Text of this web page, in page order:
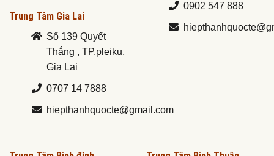
Trung Tâm Gia Lai
Số 139 Quyết
Thắng , TP.pleiku,
Gia Lai
0707 14 7888
hiepthanhquocte@gmail.com
0902 547 888